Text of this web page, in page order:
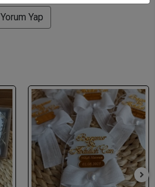
Yorum Yap